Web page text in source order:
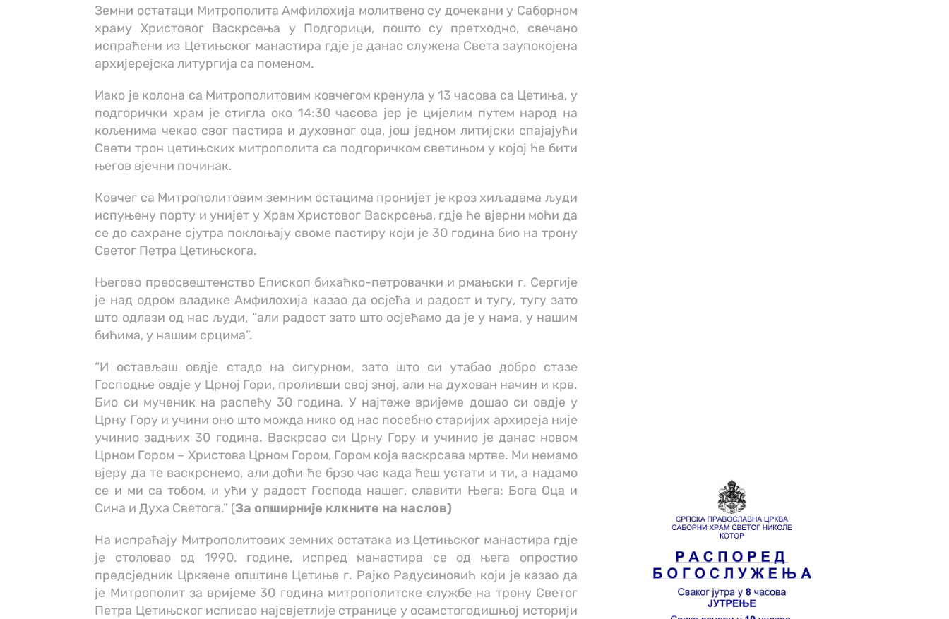
Земни остатаци Митрополита Амфилохија молитвено су дочекани у Саборном
храму Христовог Васкрсења у Подгорици, пошто су претходно, свечано
испраћени из Цетињског манастира гдје је данас служена Света заупокојена
архијерејска литургија са поменом.
Иако је колона са Митрополитовим ковчегом кренула у 13 часова са Цетиња, у
подгорички храм је стигла око 14:30 часова јер је цијелим путем народ на
кољенима чекао свог пастира и духовног оца, још једном литијски спајајући
Свети трон цетињских митрополита са подгоричком светињом у којој ће бити
његов вјечни починак.
Ковчег са Митрополитовим земним остацима пронијет је кроз хиљадама људи
испуњену порту и унијет у Храм Христовог Васкрсења, гдје ће вјерни моћи да
се до сахране сјутра поклоњају своме пастиру који је 30 година био на трону
Светог Петра Цетињскога.
Његово преосвештенство Епископ бихаћко-петровачки и рмањски г. Сергије
је над одром владике Амфилохија казао да осјећа и радост и тугу, тугу зато
што одлази од нас људи, “али радост зато што осјећамо да је у нама, у нашим
бићима, у нашим срцима”.
“И остављаш овдје стадо на сигурном, зато што си утабао добро стазе
Господње овдје у Црној Гори, проливши свој зној, али на духован начин и крв.
Био си мученик на распећу 30 година. У најтеже вријеме дошао си овдје у
Црну Гору и учини оно што можда нико од нас посебно старијих архиреја није
учинио задњих 30 година. Васкрсао си Црну Гору и учинио је данас новом
Црном Гором – Христова Црном Гором, Гором која васкрсава мртве. Ми немамо
вјеру да те васкрснемо, али доћи ће брзо час када ћеш устати и ти, а надамо
се и ми са тобом, и ући у радост Господа нашег, славити Њега: Бога Оца и
Сина и Духа Светога.” (За опширније клкните на наслов)
На испраћају Митрополитових земних остатака из Цетињског манастира гдје
је столовао од 1990. године, испред манастира се од њега опростио
предсједник Црквене општине Цетиње г. Рајко Радусиновић који је казао да
је Митрополит за вријеме 30 година митрополитске службе на трону Светог
Петра Цетињског исписао најсвјетлије странице у осамстогодишњој историји